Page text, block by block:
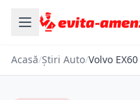
Acasă/Știri Auto/